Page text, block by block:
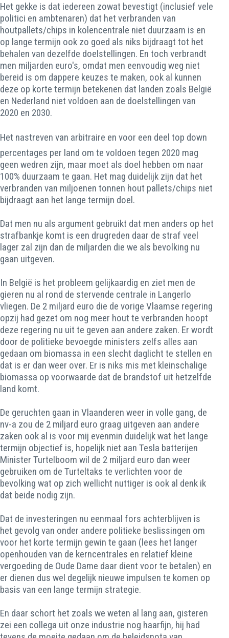
Het gekke is dat iedereen zowat bevestigt (inclusief vele
politici en ambtenaren) dat het verbranden van
houtpallets/chips in kolencentrale niet duurzaam is en
op lange termijn ook zo goed als niks bijdraagt tot het
behalen van dezelfde doelstellingen. En toch verbrandt
men miljarden euro's, omdat men eenvoudig weg niet
bereid is om dappere keuzes te maken, ook al kunnen
deze op korte termijn betekenen dat landen zoals België
en Nederland niet voldoen aan de doelstellingen van
2020 en 2030.
Het nastreven van arbitraire en voor een deel top down
percentages per land om te voldoen tegen 2020 mag
geen wedren zijn, maar moet als doel hebben om naar
100% duurzaam te gaan. Het mag duidelijk zijn dat het
verbranden van miljoenen tonnen hout pallets/chips niet
bijdraagt aan het lange termijn doel.
Dat men nu als argument gebruikt dat men anders op het
strafbankje komt is een drugreden daar de straf veel
lager zal zijn dan de miljarden die we als bevolking nu
gaan uitgeven.
In België is het probleem gelijkaardig en ziet men de
gieren nu al rond de stervende centrale in Langerlo
vliegen. De 2 miljard euro die de vorige Vlaamse regering
opzij had gezet om nog meer hout te verbranden hoopt
deze regering nu uit te geven aan andere zaken. Er wordt
door de politieke bevoegde ministers zelfs alles aan
gedaan om biomassa in een slecht daglicht te stellen en
dat is er dan weer over. Er is niks mis met kleinschalige
biomassa op voorwaarde dat de brandstof uit hetzelfde
land komt.
De geruchten gaan in Vlaanderen weer in volle gang, de
nv-a zou de 2 miljard euro graag uitgeven aan andere
zaken ook al is voor mij evenmin duidelijk wat het lange
termijn objectief is, hopelijk niet aan Tesla batterijen
Minister Turtelboom wil de 2 miljard euro dan weer
gebruiken om de Turteltaks te verlichten voor de
bevolking wat op zich wellicht nuttiger is ook al denk ik
dat beide nodig zijn.
Dat de investeringen nu eenmaal fors achterblijven is
het gevolg van onder andere politieke beslissingen om
voor het korte termijn gewin te gaan (lees het langer
openhouden van de kerncentrales en relatief kleine
vergoeding de Oude Dame daar dient voor te betalen) en
er dienen dus wel degelijk nieuwe impulsen te komen op
basis van een lange termijn strategie.
En daar schort het zoals we weten al lang aan, gisteren
zei een collega uit onze industrie nog haarfijn, hij had